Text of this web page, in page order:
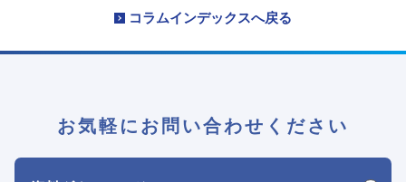
コラムインデックスへ戻る
お気軽にお問い合わせください